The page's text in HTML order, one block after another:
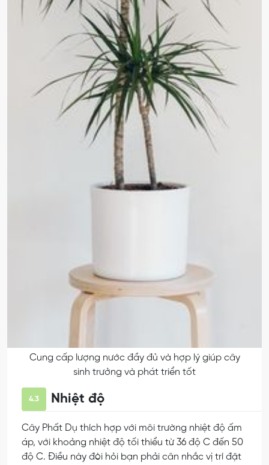
Cung cấp lượng nước đầy đủ và hợp lý giúp cây
sinh trưởng và phát triển tốt
4.3 Nhiệt độ
Cây Phất Dụ thích hợp với môi trường nhiệt độ ấm
áp, với khoảng nhiệt độ tối thiểu từ 36 độ C đến 50
độ C. Điều này đòi hỏi bạn phải cân nhắc vị trí đặt